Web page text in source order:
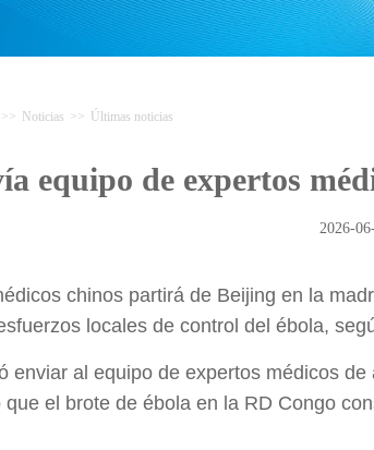
>> Noticias >> Últimas noticias
equipo de expertos
2026-
chinos partirá de Beijing en la
locales de control del ébola,
enviar al equipo de expertos médicos
el brote de ébola en la RD Congo